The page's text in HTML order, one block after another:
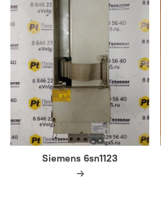
Siemens 6sn1123